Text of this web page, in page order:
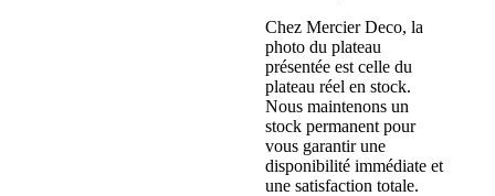
Chez Mercier Deco, la
photo du plateau
présentée est celle du
plateau réel en stock.
Nous maintenons un
stock permanent pour
vous garantir une
disponibilité immédiate et
une satisfaction totale.